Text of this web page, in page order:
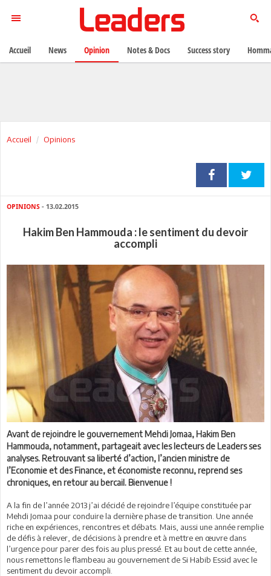
Accueil Opinions
OPINIONS - 13.02.2015
Hakim Ben Hammouda : le sentiment du devoir
accompli
Avant de rejoindre le gouvernement Mehdi Jomaa, Hakim Ben
Hammouda, notamment, partageait avec les lecteurs de Leaders ses
analyses. Retrouvant sa liberté d’action, l’ancien ministre de
l’Economie et des Finance, et économiste reconnu, reprend ses
chroniques, en retour au bercail. Bienvenue !
A la fin de l’année 2013 j’ai décidé de rejoindre l’équipe constituée par
Mehdi Jomaa pour conduire la dernière phase de transition. Une année
riche en expériences, rencontres et débats. Mais, aussi une année remplie
de défis à relever, de décisions à prendre et à mettre en œuvre dans
l’urgence pour parer des fois au plus pressé. Et au bout de cette année,
nous remettons le flambeau au gouvernement de Si Habib Essid avec le
sentiment du devoir accompli.
Accueil News Opinion Notes & Docs Success story